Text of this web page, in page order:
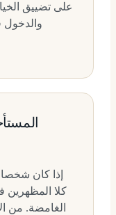
على تضييق
والدخول
إذا كان
كلا
الغامضة. من